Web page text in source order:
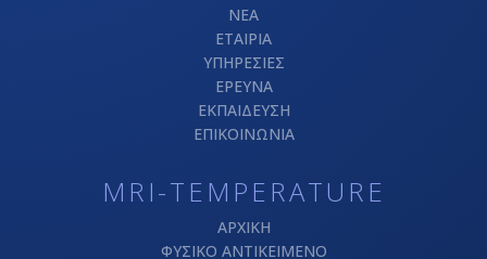
ΝΕΑ
ΕΤΑΙΡΙΑ
ΥΠΗΡΕΣΙΕΣ
ΕΡΕΥΝΑ
ΕΚΠΑΙΔΕΥΣΗ
ΕΠΙΚΟΙΝΩΝΙΑ
MRI-TEMPERATURE
ΑΡΧΙΚΗ
ΦΥΣΙΚΟ ΑΝΤΙΚΕΙΜΕΝΟ